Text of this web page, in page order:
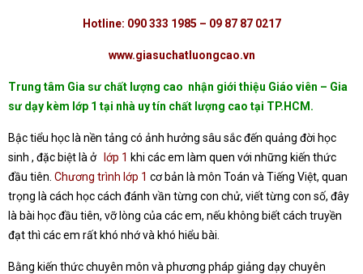
Hotline: 090 333 1985 – 09 87 87 0217
www.giasuchatluongcao.vn
Trung tâm Gia sư chất lượng cao nhận giới thiệu Giáo viên – Gia
sư dạy kèm lớp 1 tại nhà uy tín chất lượng cao tại TP.HCM.
Bậc tiểu học là nền tảng có ảnh hưởng sâu sắc đến quảng đời học
sinh , đặc biệt là ở
lớp 1 khi các em làm quen với những kiến thức
đầu tiên. Chương trình lớp 1 cơ bản là môn Toán và Tiếng Việt, quan
trọng là cách học cách đánh vần từng con chử, viết từng con số, đây
là bài học đầu tiên, vỡ lòng của các em, nếu không biết cách truyền
đạt thì các em rất khó nhớ và khó hiểu bài.
Bằng kiến thức chuyên môn và phương pháp giảng dạy chuyên